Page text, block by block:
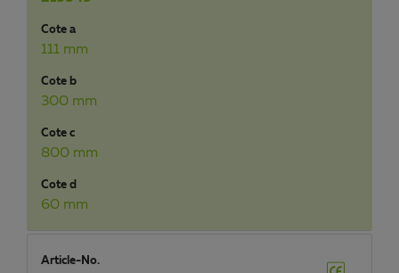
Cote a
111 mm
Cote b
300 mm
Cote c
800 mm
Cote d
60 mm
Article-No.